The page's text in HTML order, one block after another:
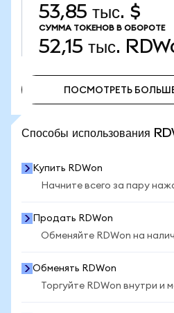
53,85 тыс. $
СУММА ТОКЕНОВ В ОБОРОТЕ
52,15 тыс.
ПОСМОТРЕТЬ
Способы использования
Купить RDWon
Начните всего за пару
Продать RDWon
Обменяйте RDWon на
Обменять RDWon
Торгуйте RDWon внутри